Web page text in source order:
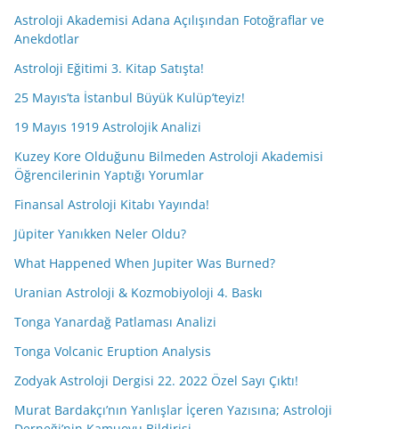
Astroloji Akademisi Adana Açılışından Fotoğraflar ve
Anekdotlar
Astroloji Eğitimi 3. Kitap Satışta!
25 Mayıs’ta İstanbul Büyük Kulüp’teyiz!
19 Mayıs 1919 Astrolojik Analizi
Kuzey Kore Olduğunu Bilmeden Astroloji Akademisi
Öğrencilerinin Yaptığı Yorumlar
Finansal Astroloji Kitabı Yayında!
Jüpiter Yanıkken Neler Oldu?
What Happened When Jupiter Was Burned?
Uranian Astroloji & Kozmobiyoloji 4. Baskı
Tonga Yanardağ Patlaması Analizi
Tonga Volcanic Eruption Analysis
Zodyak Astroloji Dergisi 22. 2022 Özel Sayı Çıktı!
Murat Bardakçı’nın Yanlışlar İçeren Yazısına; Astroloji